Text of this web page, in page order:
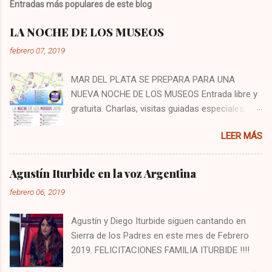
Entradas más populares de este blog
LA NOCHE DE LOS MUSEOS
febrero 07, 2019
MAR DEL PLATA SE PREPARA PARA UNA
NUEVA NOCHE DE LOS MUSEOS Entrada libre y
gratuita. Charlas, visitas guiadas especiales,
musicales para disfrutar en familia con entrada
libre y gratuita. La 8ª edición de La Noche de
los Museos se celebrará el jueves 7 de febrero
en 11 espacios de la ciudad. Este gran evento
guiados, muestras y exhibiciones, propuestas
artísticas y espectáculos musicales con
entrada libre y gratuita. En esta oportunidad, el
LEER MÁS
Agustín Iturbide en la voz Argentina
febrero 06, 2019
Agustín y Diego Iturbide siguen cantando en
Sierra de los Padres en este mes de Febrero
2019. FELICITACIONES FAMILIA ITURBIDE !!!!